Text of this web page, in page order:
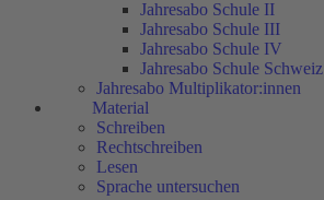
Jahresabo Schule II
Jahresabo Schule III
Jahresabo Schule IV
Jahresabo Schule Schweiz
Jahresabo Multiplikator:innen
Material
Schreiben
Rechtschreiben
Lesen
Sprache untersuchen